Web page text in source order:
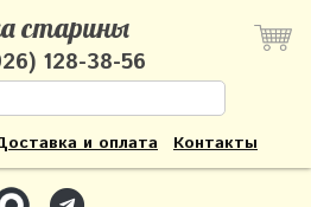
старины
128-38-56
и оплата Контакты